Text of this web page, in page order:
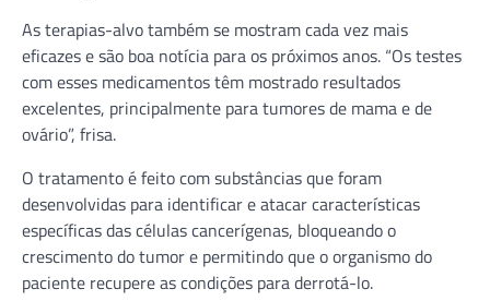
As terapias-alvo também se mostram cada vez mais
eficazes e são boa notícia para os próximos anos. “Os testes
com esses medicamentos têm mostrado resultados
excelentes, principalmente para tumores de mama e de
ovário”, frisa.
O tratamento é feito com substâncias que foram
desenvolvidas para identificar e atacar características
específicas das células cancerígenas, bloqueando o
crescimento do tumor e permitindo que o organismo do
paciente recupere as condições para derrotá-lo.